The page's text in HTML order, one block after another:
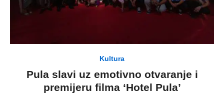
Kultura
Pula slavi uz emotivno otvaranje i
premijeru filma ‘Hotel Pula’